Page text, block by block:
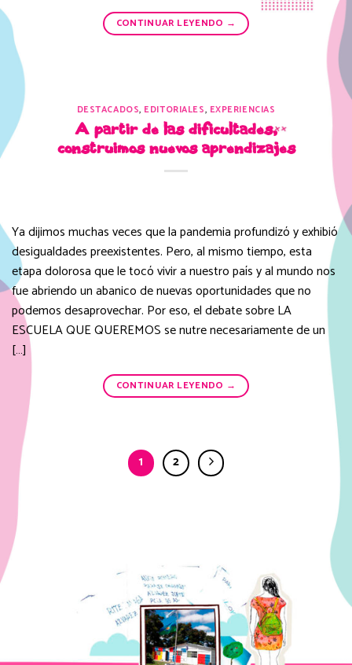
CONTINUAR LEYENDO →
DESTACADOS, EDITORIALES, EXPERIENCIAS
A partir de las dificultades,
construimos nuevos aprendizajes
Ya dijimos muchas veces que la pandemia profundizó y exhibió
desigualdades preexistentes. Pero, al mismo tiempo, esta
etapa dolorosa que le tocó vivir a nuestro país y al mundo nos
fue abriendo un abanico de nuevas oportunidades que no
podemos desaprovechar. Por eso, el debate sobre LA
ESCUELA QUE QUEREMOS se nutre necesariamente de un
[…]
CONTINUAR LEYENDO →
1 2